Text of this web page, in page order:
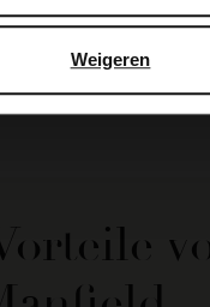
Weigeren
129.99